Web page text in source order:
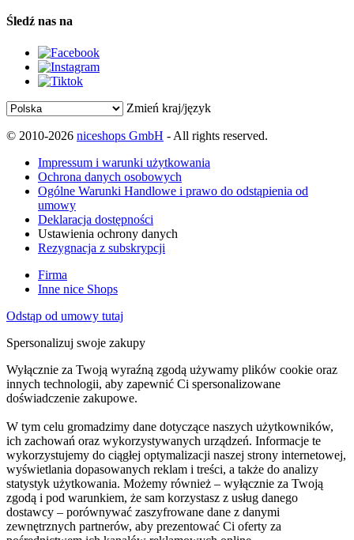
Śledź nas na
Zmień kraj/język
© 2010-2026 niceshops GmbH - All rights reserved.
Impressum i warunki użytkowania
Ochrona danych osobowych
Ogólne Warunki Handlowe i prawo do odstąpienia od
umowy
Deklaracja dostępności
Ustawienia ochrony danych
Rezygnacja z subskrypcji
Firma
Inne nice Shops
Odstąp od umowy tutaj
Spersonalizuj swoje zakupy
Wyłącznie za Twoją wyraźną zgodą używamy plików cookie oraz
innych technologii, aby zapewnić Ci spersonalizowane
doświadczenie zakupowe.
W tym celu gromadzimy dane dotyczące naszych użytkowników,
ich zachowań oraz wykorzystywanych urządzeń. Informacje te
wykorzystujemy do ciągłej optymalizacji naszej strony internetowej,
wyświetlania dopasowanych reklam i treści, a także do analizy
statystyk użytkowania. Możemy również – wyłącznie za Twoją
zgodą i pod warunkiem, że sam korzystasz z usług danego
dostawcy – porównywać zaszyfrowane dane z danymi
zewnętrznych partnerów, aby prezentować Ci oferty za